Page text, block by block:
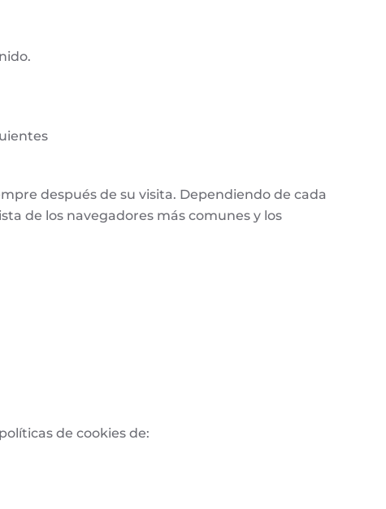
después de su visita. Dependiendo de cada
de los navegadores más comunes y los
de cookies de: